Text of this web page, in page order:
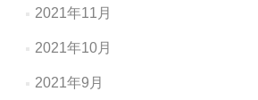
2021年11月
2021年10月
2021年9月